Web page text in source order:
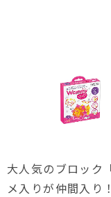
大人気のブロック
メ入りが仲間入り！